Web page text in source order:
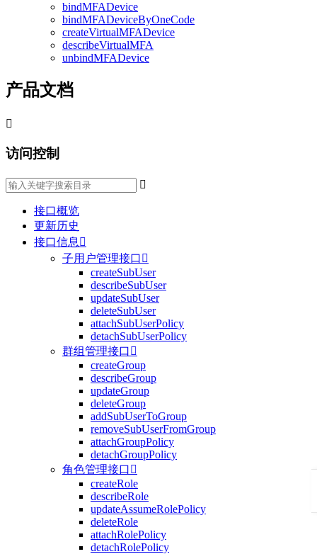
bindMFADevice
bindMFADeviceByOneCode
createVirtualMFADevice
describeVirtualMFA
unbindMFADevice
产品文档

访问控制

接口概览
更新历史
接口信息 
子用户管理接口 
createSubUser
describeSubUser
updateSubUser
deleteSubUser
attachSubUserPolicy
detachSubUserPolicy
群组管理接口 
createGroup
describeGroup
updateGroup
deleteGroup
addSubUserToGroup
removeSubUserFromGroup
attachGroupPolicy
detachGroupPolicy
角色管理接口 
createRole
describeRole
updateAssumeRolePolicy
deleteRole
attachRolePolicy
detachRolePolicy